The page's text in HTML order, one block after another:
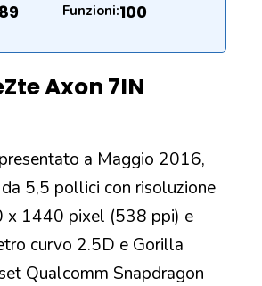
89 Funzioni:100
Zte Axon 7IN
a Maggio 2016,
5,5 pollici con risoluzione
x 1440 pixel (538 ppi) e
curvo 2.5D e Gorilla
Qualcomm Snapdragon